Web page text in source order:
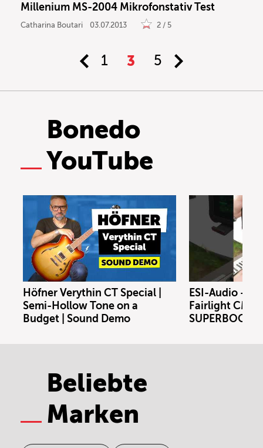
Millenium MS-2004 Mikrofonstativ Test
Catharina Boutari 03.07.2013 2 / 5
1 3 5
Bonedo
YouTube
Höfner Verythin CT Special |
Semi-Hollow Tone on a
Budget | Sound Demo
ESI-Audio -
Fairlight CMI
Beliebte
Marken